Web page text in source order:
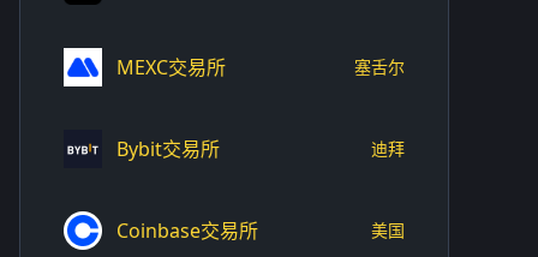
MEXC交易所 塞舌尔
Bybit交易所 迪拜
Coinbase交易所 美国